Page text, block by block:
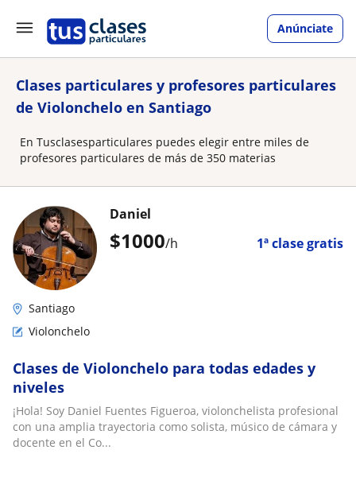
Anúnciate
Clases particulares y profesores particulares
de Violonchelo en Santiago
En Tusclasesparticulares puedes elegir entre miles de
profesores particulares de más de 350 materias
$1000/h 1ª clase gratis
Daniel
Santiago
Violonchelo
Clases de Violonchelo para todas edades y
niveles
¡Hola! Soy Daniel Fuentes Figueroa, violonchelista profesional
con una amplia trayectoria como solista, músico de cámara y
docente en el Co...